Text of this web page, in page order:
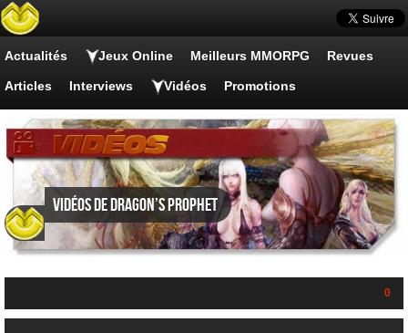
Actualités Jeux Online Meilleurs MMORPG Revues
Articles Interviews Vidéos Promotions
Vidéos de Dragon’s Prophet
0